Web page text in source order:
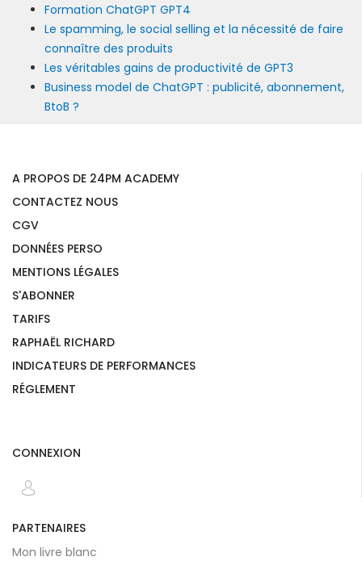
Formation ChatGPT GPT4
Le spamming, le social selling et la nécessité de faire
connaître des produits
Les véritables gains de productivité de GPT3
Business model de ChatGPT : publicité, abonnement,
BtoB ?
A PROPOS DE 24PM ACADEMY
CONTACTEZ NOUS
CGV
DONNÉES PERSO
MENTIONS LÉGALES
S'ABONNER
TARIFS
RAPHAËL RICHARD
INDICATEURS DE PERFORMANCES
RÉGLEMENT
CONNEXION
PARTENAIRES
Mon livre blanc